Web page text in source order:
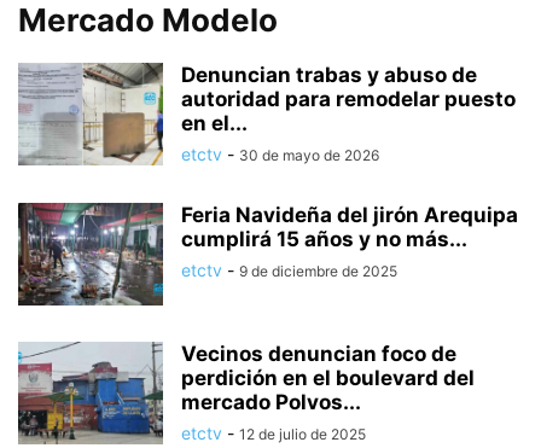
Mercado Modelo
Denuncian trabas y abuso de
autoridad para remodelar puesto
en el...
etctv - 30 de mayo de 2026
Feria Navideña del jirón Arequipa
cumplirá 15 años y no más...
etctv - 9 de diciembre de 2025
Vecinos denuncian foco de
perdición en el boulevard del
mercado Polvos...
etctv - 12 de julio de 2025